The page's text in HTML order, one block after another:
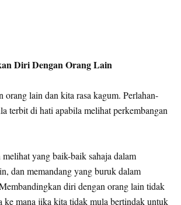
Diri Dengan Orang Lain
lain dan kita rasa kagum. Perlahan-
terbit di hati apabila melihat perkembangan
yang baik-baik sahaja dalam
dan memandang yang buruk dalam
diri dengan orang lain tidak
ke mana jika kita tidak mula bertindak untuk